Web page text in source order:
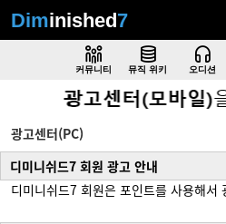
Diminished7
커뮤니티 뮤직 위키 오디션
광고센터(PC)
디미니쉬드7 회원 광고 안내
디미니쉬드7 회원은 포인트를 사용해서